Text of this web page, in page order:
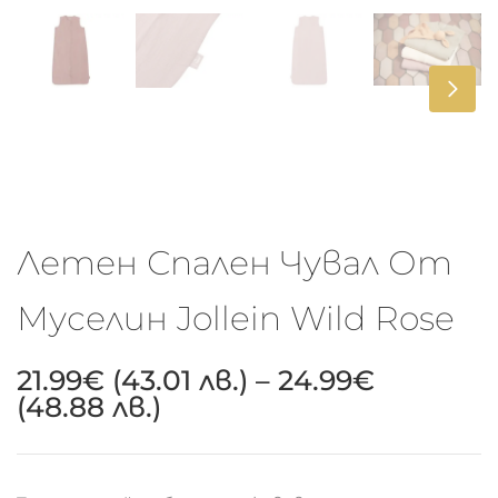
Летен Спален Чувал От
Муселин Jollein Wild Rose
21.99€ (43.01 лв.) – 24.99€
(48.88 лв.)